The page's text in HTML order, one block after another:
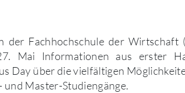
der Fachhochschule der Wirtschaft
Mai Informationen aus erster
Day über die vielfältigen
Master-Studiengänge.